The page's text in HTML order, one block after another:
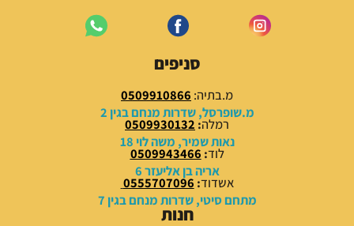
סניפים
מ.בתיה: 0509910866
מ.שופרסל, שדרות מנחם בגין 2
רמלה:
0509930132
נאות שמיר, משה לוי 18
לוד:
0509943466
אריה בן אליעזר 6
אשדוד:
0555707096
מתחם סיטי, שדרות מנחם בגין 7
חנות